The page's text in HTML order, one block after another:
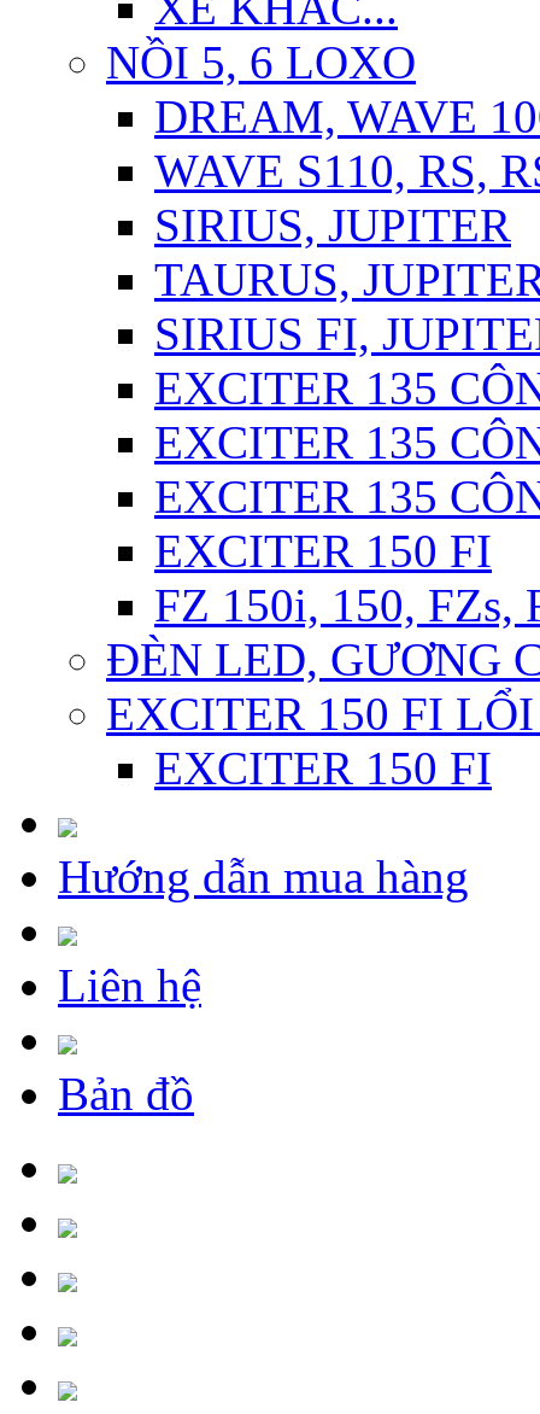
NỒI 5, 6 LOXO
DREAM, WAVE
WAVE S110, RS,
SIRIUS, JUPITER
TAURUS,
SIRIUS FI,
EXCITER 135
EXCITER 135
EXCITER 135
EXCITER 150 FI
FZ 150i, 150, FZs,
ĐÈN LED, GƯƠNG
EXCITER 150 FI
EXCITER 150 FI
Hướng dẫn mua hàng
Liên hệ
Bản đồ